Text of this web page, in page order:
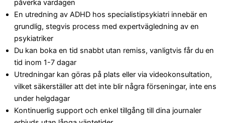
påverka vardagen
En utredning av ADHD hos specialistipsykiatri innebär en
grundlig, stegvis process med expertvägledning av en
psykiatriker
Du kan boka en tid snabbt utan remiss, vanligtvis får du en
tid inom 1-7 dagar
Utredningar kan göras på plats eller via videokonsultation,
vilket säkerställer att det inte blir några förseningar, inte ens
under helgdagar
Kontinuerlig support och enkel tillgång till dina journaler